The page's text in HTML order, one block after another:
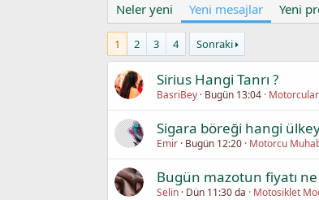
Neler yeni Yeni mesajlar Yeni
1 2 3 4 Sonraki
Sirius Hangi Tanrı ?
BasriBey Bugün 13:04
Sigara böreği hangi
Emir Bugün 12:20 Motorcu
Bugün mazotun fiyatı
Selin Dün 11:30 da Motosiklet